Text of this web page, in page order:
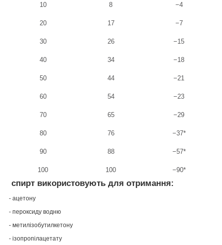
10 8 −4
20 17 −7
30 26 −15
40 34 −18
50 44 −21
60 54 −23
70 65 −29
80 76 −37*
90 88 −57*
100 100 −90*
спирт використовують для отримання:
- ацетону
- пероксиду водню
- метилізобутилкетону
- ізопропілацетату